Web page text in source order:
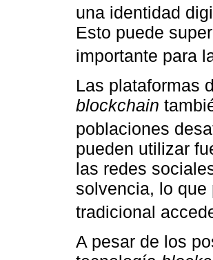
una identidad
Esto puede
importante para
Las plataformas
blockchain
poblaciones
pueden utilizar
las redes
solvencia, lo
tradicional
A pesar de los